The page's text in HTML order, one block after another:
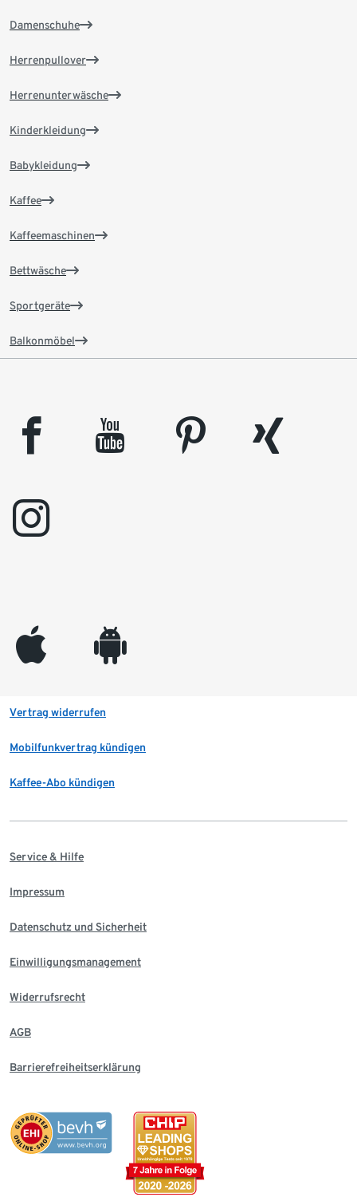
Damenschuhe
Herrenpullover
Herrenunterwäsche
Kinderkleidung
Babykleidung
Kaffee
Kaffeemaschinen
Bettwäsche
Sportgeräte
Balkonmöbel
facebook youtube pinterest
xing
instagram
appleinc android
Vertrag widerrufen
Mobilfunkvertrag kündigen
Kaffee-Abo kündigen
Service & Hilfe
Impressum
Datenschutz und Sicherheit
Einwilligungsmanagement
Widerrufsrecht
AGB
Barrierefreiheitserklärung